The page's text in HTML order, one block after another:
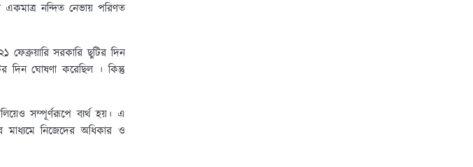
নন্দিত নেভায় পরিণত
সরকারি ছুটির দিন
দিন ঘোষণা করেছিল । কিন্তু
সম্পূর্ণরূপে ব্যর্থ হয়। এ
মাধ্যমে নিজেদের অধিকার ও